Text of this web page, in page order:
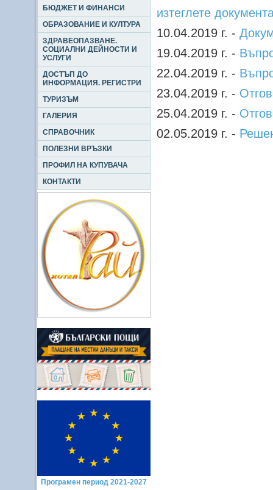
БЮДЖЕТ И ФИНАНСИ
ОБРАЗОВАНИЕ И КУЛТУРА
ЗДРАВЕОПАЗВАНЕ.
СОЦИАЛНИ ДЕЙНОСТИ И
УСЛУГИ
ДОСТЪП ДО
ИНФОРМАЦИЯ. РЕГИСТРИ
ТУРИЗЪМ
ГАЛЕРИЯ
СПРАВОЧНИК
ПОЛЕЗНИ ВРЪЗКИ
ПРОФИЛ НА КУПУВАЧА
КОНТАКТИ
Програмен период 2021-2027
изтеглете
10.04.2019 г. -
19.04.2019 г. -
22.04.2019 г. -
23.04.2019 г. -
25.04.2019 г. -
02.05.2019 г. -